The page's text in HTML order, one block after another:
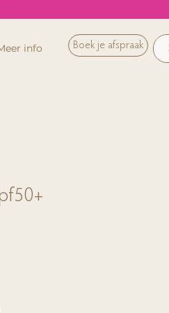
info Boek je afspraak